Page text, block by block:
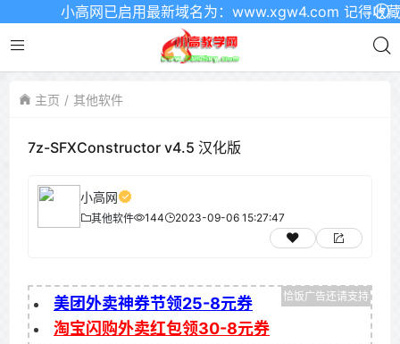
小高网已启用最新域名为：www.xgw4.com 记得收藏哦
主页 其他软件
7z-SFXConstructor v4.5 汉化版
小高网
其他软件 144 2023-09-06 15:27:47
美团外卖神券节领25-8元券
淘宝闪购外卖红包领30-8元券